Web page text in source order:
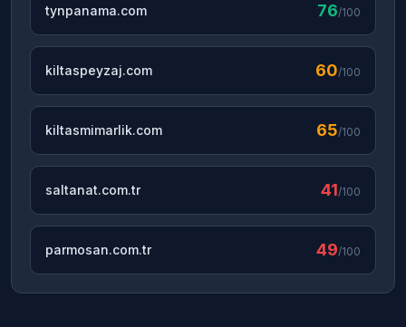
tynpanama.com 76/100
kiltaspeyzaj.com 60/100
kiltasmimarlik.com 65/100
saltanat.com.tr 41/100
parmosan.com.tr 49/100